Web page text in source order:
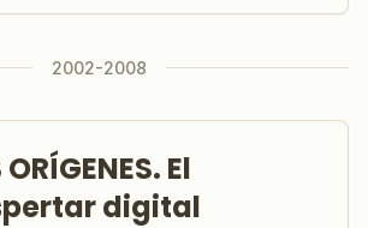
2002-2008
ORÍGENES. El
digital